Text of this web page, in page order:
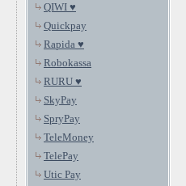
QIWI ♥
Quickpay
Rapida ♥
Robokassa
RURU ♥
SkyPay
SpryPay
TeleMoney
TelePay
Utic Pay